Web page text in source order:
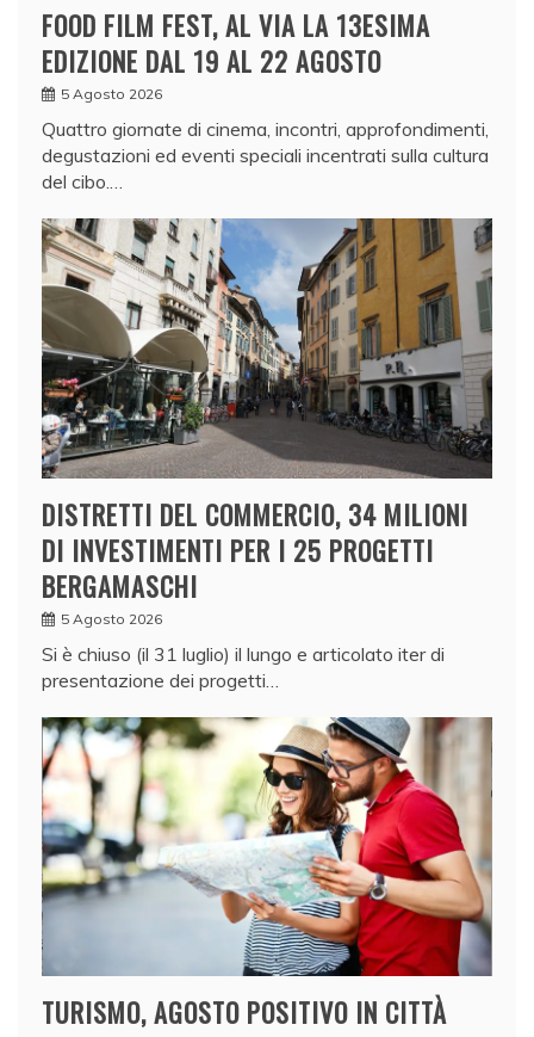
FOOD FILM FEST, AL VIA LA 13ESIMA
EDIZIONE DAL 19 AL 22 AGOSTO
5 Agosto 2026
Quattro giornate di cinema, incontri, approfondimenti,
degustazioni ed eventi speciali incentrati sulla cultura
del cibo.…
DISTRETTI DEL COMMERCIO, 34 MILIONI
DI INVESTIMENTI PER I 25 PROGETTI
BERGAMASCHI
5 Agosto 2026
Si è chiuso (il 31 luglio) il lungo e articolato iter di
presentazione dei progetti…
TURISMO, AGOSTO POSITIVO IN CITTÀ